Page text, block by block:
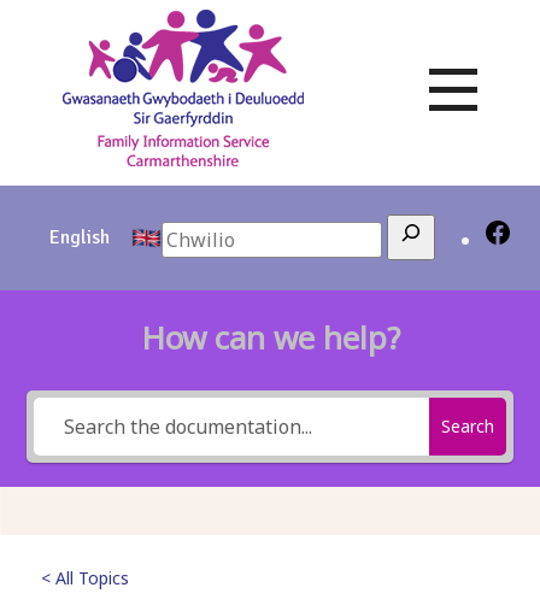
English Search
How can we help?
Search
< All Topics